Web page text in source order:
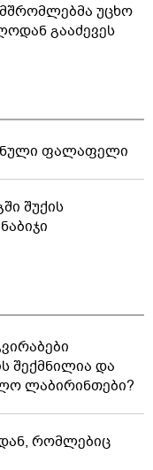
უცხო
გააძევეს
ფალაფელი
შუქის
შექმნილია და
ლაბირინთები?
რომლებიც